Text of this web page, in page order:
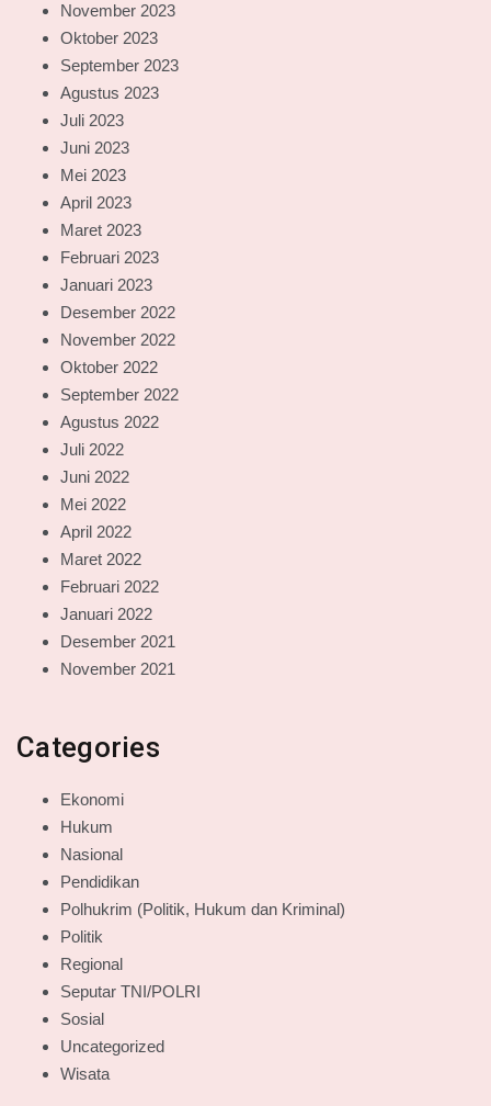
November 2023
Oktober 2023
September 2023
Agustus 2023
Juli 2023
Juni 2023
Mei 2023
April 2023
Maret 2023
Februari 2023
Januari 2023
Desember 2022
November 2022
Oktober 2022
September 2022
Agustus 2022
Juli 2022
Juni 2022
Mei 2022
April 2022
Maret 2022
Februari 2022
Januari 2022
Desember 2021
November 2021
Categories
Ekonomi
Hukum
Nasional
Pendidikan
Polhukrim (Politik, Hukum dan Kriminal)
Politik
Regional
Seputar TNI/POLRI
Sosial
Uncategorized
Wisata